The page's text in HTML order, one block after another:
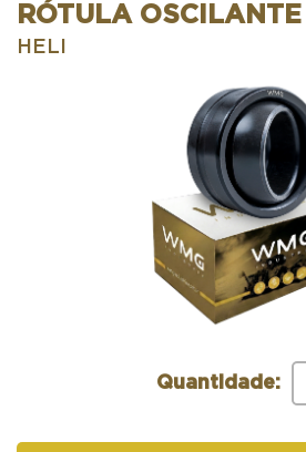
RÓTULA OSCILANTE
HELI
Quantidade: